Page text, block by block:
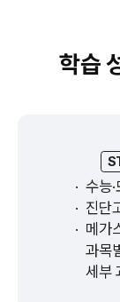
학습
· 수능
· 진단
· 메가
과목
세부